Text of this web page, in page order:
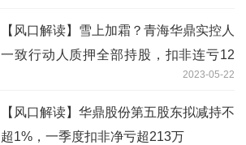
【风口解读】雪上加霜？青海华鼎实控人
一致行动人质押全部持股，扣非连亏12
2023-05-22
【风口解读】华鼎股份第五股东拟减持不
超1%，一季度扣非净亏超213万